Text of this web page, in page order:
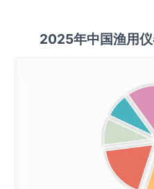
2025年中国渔用